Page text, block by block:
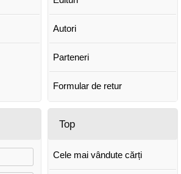
Autori
Parteneri
Formular de retur
Top
Cele mai vândute cărți